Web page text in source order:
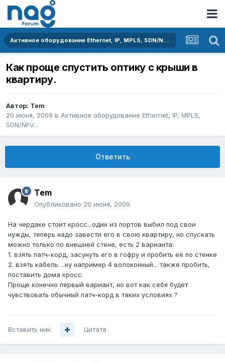
Активное оборудование Ethernet, IP, MPLS, SDN/NFV...
Как проще спустить оптику с крыши в
квартиру.
Автор: Tem
20 июня, 2009 в Активное оборудование Ethernet, IP, MPLS,
SDN/NFV...
Ответить
Tem
Опубликовано 20 июня, 2009
На чердаке стоит кросс...один из портов выбил под свои
нужды, теперь надо завести его в свою квартиру, но спускать
можно только по внешней стене, есть 2 варианта:
1. взять патч-корд, засунуть его в гофру и пробить её по стенке
2. взять кабель ...ну например 4 волоконный... также пробить,
поставить дома кросс.
Проще конечно первый вариант, но вот как себя будет
чувствовать обычный патч-корд в таких условиях ?
Вставить ник Цитата